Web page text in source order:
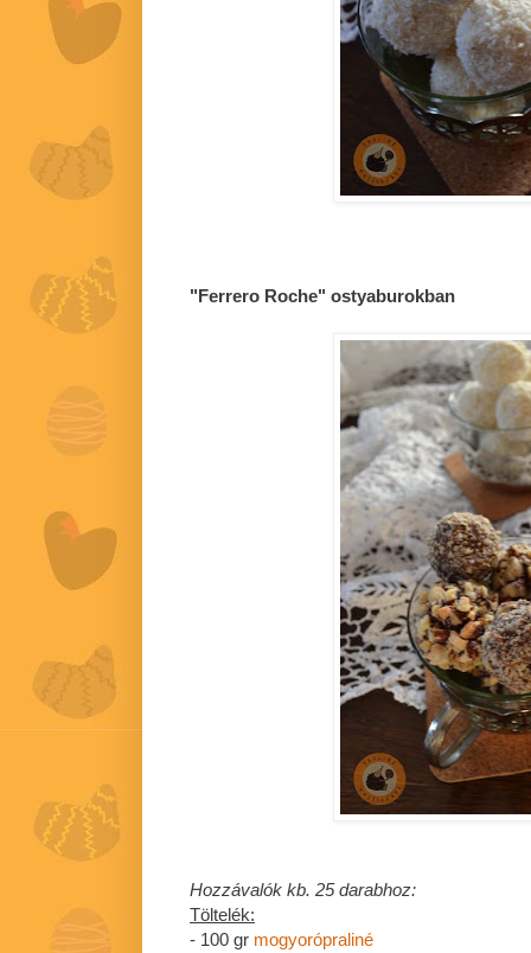
"Ferrero Roche" ostyaburokban
Hozzávalók kb. 25 darabhoz:
Töltelék:
- 100 gr mogyorópraliné